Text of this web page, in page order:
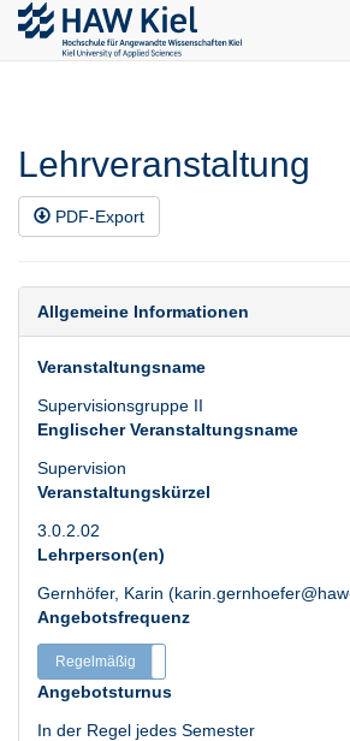
Lehrveranstaltung
PDF-Export
Allgemeine Informationen
Veranstaltungsname
Supervisionsgruppe II
Englischer Veranstaltungsname
Supervision
Veranstaltungskürzel
3.0.2.02
Lehrperson(en)
Gernhöfer, Karin
Angebotsfrequenz
Regelmäßig
Angebotsturnus
In der Regel jedes Semester